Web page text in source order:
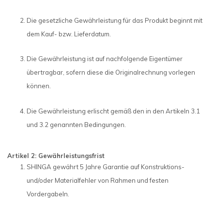
Die gesetzliche Gewährleistung für das Produkt beginnt mit
dem Kauf- bzw. Lieferdatum.
Die Gewährleistung ist auf nachfolgende Eigentümer
übertragbar, sofern diese die Originalrechnung vorlegen
können.
Die Gewährleistung erlischt gemäß den in den Artikeln 3.1
und 3.2 genannten Bedingungen.
Artikel 2: Gewährleistungsfrist
SHINGA gewährt 5 Jahre Garantie auf Konstruktions-
und/oder Materialfehler von Rahmen und festen
Vordergabeln.